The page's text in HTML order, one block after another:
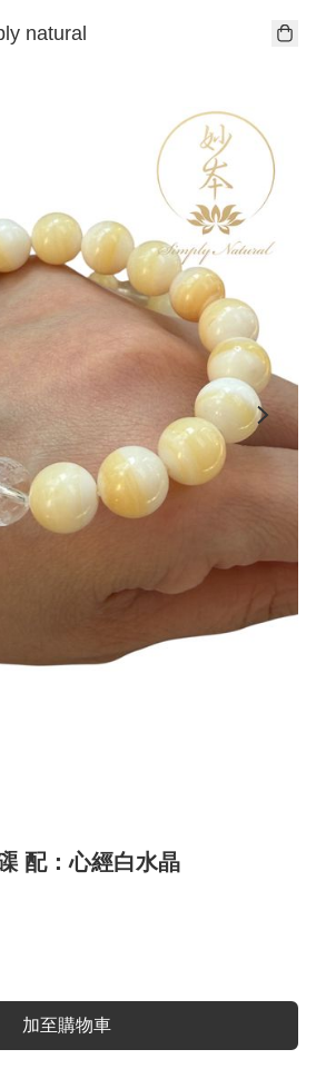
natural
配：心經白水晶
加至購物車